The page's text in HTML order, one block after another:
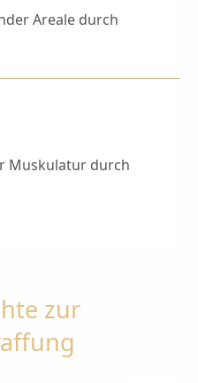
Areale durch
Muskulatur durch
zur